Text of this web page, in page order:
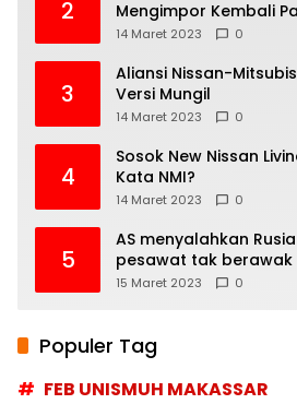
2
Mengimpor Kembali
14 Maret 2023 0
3
Aliansi Nissan-
Versi Mungil
14 Maret 2023 0
4
Sosok New Nissan
Kata NMI?
14 Maret 2023 0
5
AS menyalahkan
pesawat tak berawak
Moskow menyangkal
15 Maret 2023 0
Populer Tag
FEB UNISMUH MAKASSAR